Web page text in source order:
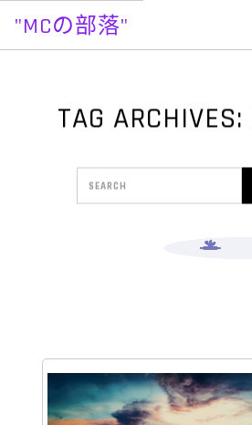
"MCの部落"
TAG ARCHIVES: